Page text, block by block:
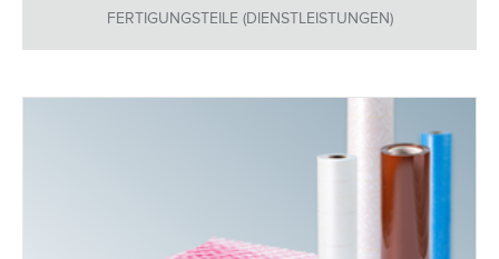
FERTIGUNGSTEILE (DIENSTLEISTUNGEN)